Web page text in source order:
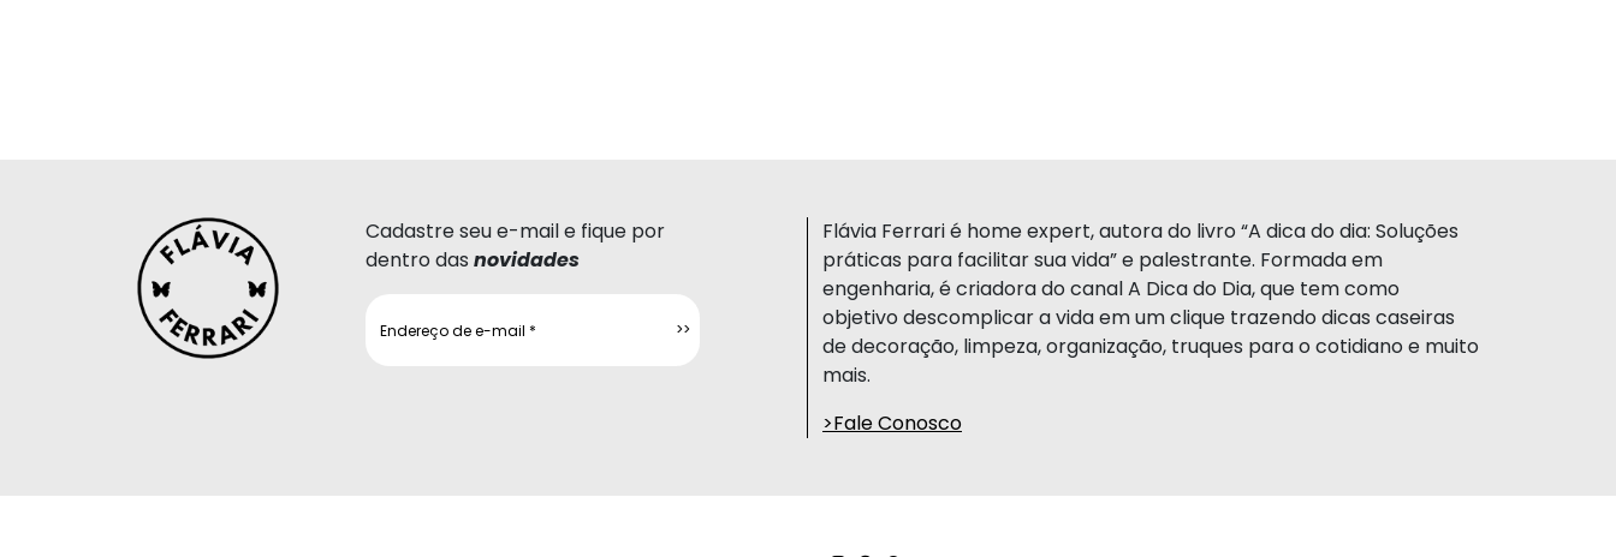
Cadastre seu e-mail e fique por
dentro das novidades
Flávia Ferrari é home expert, autora do livro “A dica do dia: Soluções
práticas para facilitar sua vida” e palestrante. Formada em
engenharia, é criadora do canal A Dica do Dia, que tem como
objetivo descomplicar a vida em um clique trazendo dicas caseiras
de decoração, limpeza, organização, truques para o cotidiano e muito
mais.
>Fale Conosco